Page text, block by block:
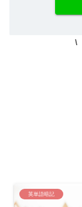
英単語暗記